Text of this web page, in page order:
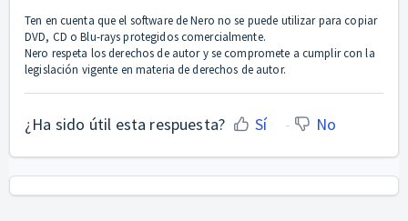
Ten en cuenta que el software de Nero no se puede utilizar para copiar
DVD, CD o Blu-rays protegidos comercialmente.
Nero respeta los derechos de autor y se compromete a cumplir con la
legislación vigente en materia de derechos de autor.
¿Ha sido útil esta respuesta? Sí No